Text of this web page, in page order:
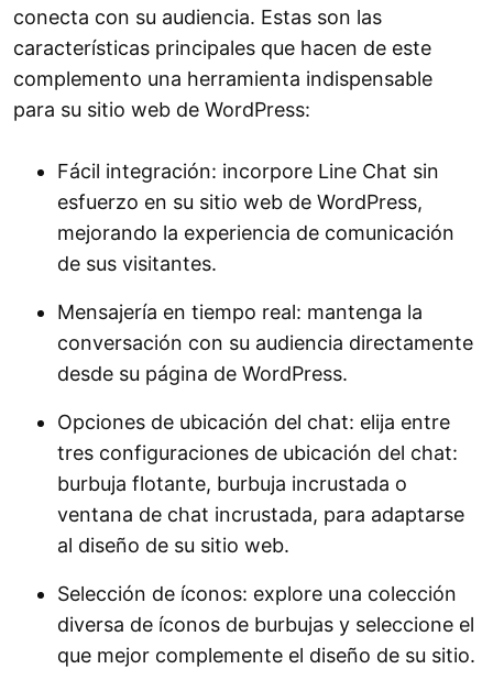
Integración del sitio web:
Disfrute de Line Chat:
conecta con su audiencia. Estas son las
características principales que hacen de este
complemento una herramienta indispensable
para su sitio web de WordPress:
Fácil integración: incorpore Line Chat sin
esfuerzo en su sitio web de WordPress,
mejorando la experiencia de comunicación
de sus visitantes.
Mensajería en tiempo real: mantenga la
conversación con su audiencia directamente
desde su página de WordPress.
Opciones de ubicación del chat: elija entre
tres configuraciones de ubicación del chat:
burbuja flotante, burbuja incrustada o
ventana de chat incrustada, para adaptarse
al diseño de su sitio web.
Selección de íconos: explore una colección
diversa de íconos de burbujas y seleccione el
que mejor complemente el diseño de su sitio.